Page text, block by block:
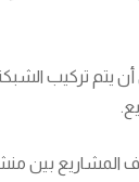
أن يتم
المشاريع بين